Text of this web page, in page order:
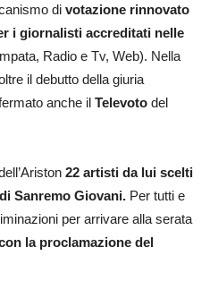
di votazione rinnovato
i giornalisti accreditati nelle
Radio e Tv, Web). Nella
il debutto della giuria
anche il Televoto del
22 artisti da lui scelti
Sanremo Giovani. Per tutti e
per arrivare alla serata
la proclamazione del